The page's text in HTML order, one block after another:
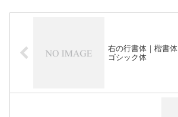
右の行書体｜楷書
ゴシック体